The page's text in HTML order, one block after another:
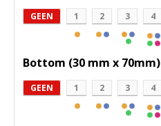
GEEN 1 2 3 4
Bottom (30 mm x 70mm)
GEEN 1 2 3 4